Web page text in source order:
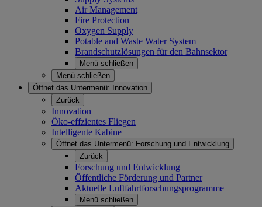
Air Management
Fire Protection
Oxygen Supply
Potable and Waste Water System
Brandschutzlösungen für den Bahnsektor
Menü schließen
Menü schließen
Öffnet das Untermenü:
Innovation
Zurück
Innovation
Öko-effzientes Fliegen
Intelligente Kabine
Öffnet das Untermenü: Forschung und Entwicklung
Zurück
Forschung und Entwicklung
Öffentliche Förderung und Partner
Aktuelle Luftfahrtforschungsprogramme
Menü schließen